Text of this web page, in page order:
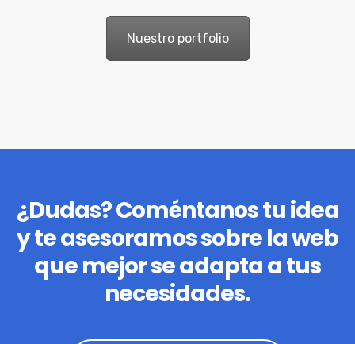
Nuestro portfolio
¿Dudas? Coméntanos tu idea
y te asesoramos sobre la web
que mejor se adapta a tus
necesidades.